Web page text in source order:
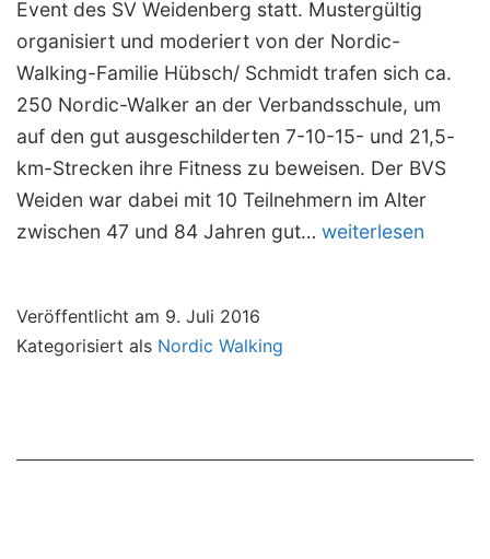
Event des SV Weidenberg statt. Mustergültig
organisiert und moderiert von der Nordic-
Walking-Familie Hübsch/ Schmidt trafen sich ca.
250 Nordic-Walker an der Verbandsschule, um
auf den gut ausgeschilderten 7-10-15- und 21,5-
km-Strecken ihre Fitness zu beweisen. Der BVS
Weiden war dabei mit 10 Teilnehmern im Alter
zwischen 47 und 84 Jahren gut… Nordic-
weiterlesen
Veröffentlicht am 9. Juli 2016
Kategorisiert als Nordic Walking